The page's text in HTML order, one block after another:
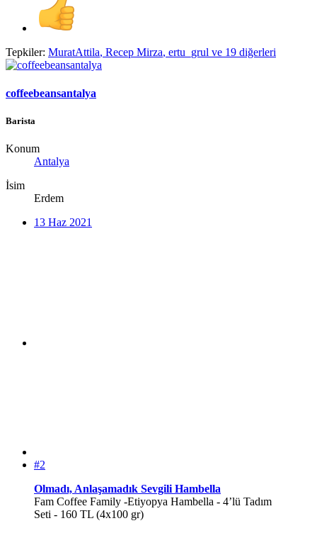
Tepkiler: MuratAttila, Recep Mirza, ertu_grul ve 19 diğerleri
coffeebeansantalya
Barista
Konum
Antalya
İsim
Erdem
13 Haz 2021
#2
Olmadı, Anlaşamadık Sevgili Hambella
Fam Coffee Family -Etiyopya Hambella - 4’lü Tadım
Seti - 160 TL (4x100 gr)